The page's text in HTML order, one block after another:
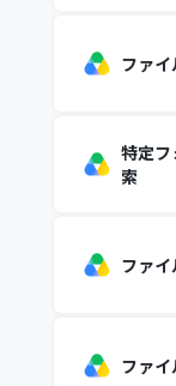
ファ
特定フ
索
ファ
ファ